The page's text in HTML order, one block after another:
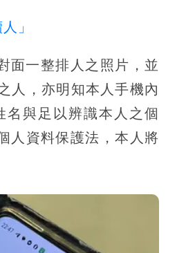
」
面一整排人之照片，並
人，亦明知本人手機內
與足以辨識本人之個
人資料保護法 ，本人將